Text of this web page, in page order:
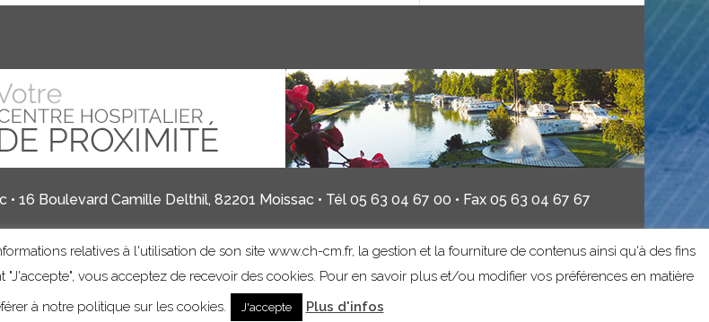
16 Boulevard Camille Delthil, 82201 Moissac • Tél 05 63 04 67 00 • Fax 05 63 04 67 67
légales Informations sur les cookies
relatives à l'utilisation de son site www.ch-cm.fr, la gestion et la fourniture de contenus ainsi qu'à des fins
vous acceptez de recevoir des cookies. Pour en savoir plus et/ou modifier vos préférences en matière
à notre politique sur les cookies.
J'accepte Plus d'infos